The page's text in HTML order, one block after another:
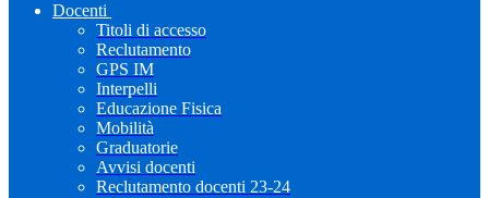
Docenti
Titoli di accesso
Reclutamento
GPS IM
Interpelli
Educazione Fisica
Mobilità
Graduatorie
Avvisi docenti
Reclutamento docenti 23-24